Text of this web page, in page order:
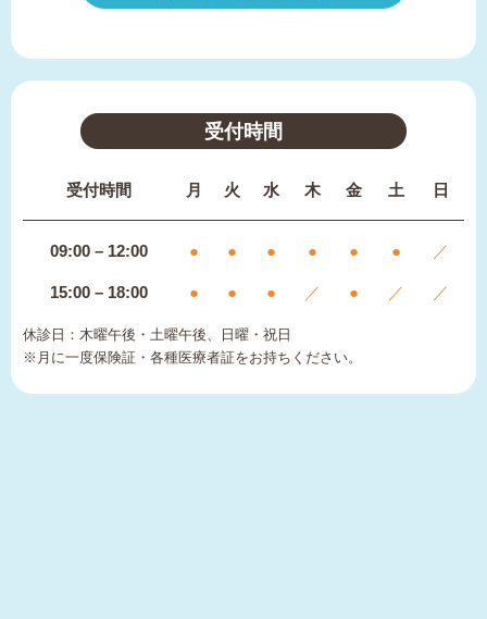
受付時間
受付時間 月 火 水 木 金 土 日
09:00 – 12:00 ● ● ● ● ● ● ／
15:00 – 18:00 ● ● ● ／ ● ／ ／
休診日：木曜午後・土曜午後、日曜・祝日
※月に一度保険証・各種医療者証をお持ちください。